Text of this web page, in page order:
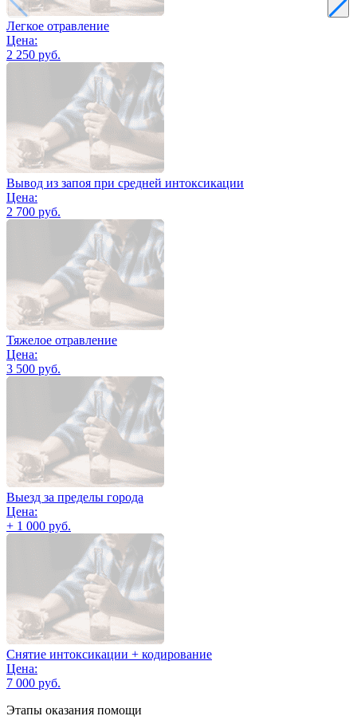
Легкое отравление
Цена:
2 250 руб.
Вывод из запоя при средней интоксикации
Цена:
2 700 руб.
Тяжелое отравление
Цена:
3 500 руб.
Выезд за пределы города
Цена:
+ 1 000 руб.
Снятие интоксикации + кодирование
Цена:
7 000 руб.
Этапы оказания помощи